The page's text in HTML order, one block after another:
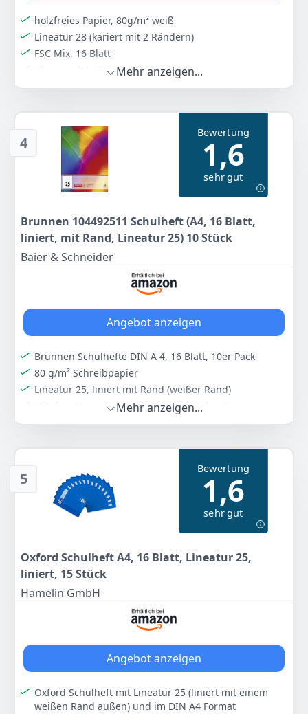
holzfreies Papier, 80g/m² weiß
Lineatur 28 (kariert mit 2 Rändern)
FSC Mix, 16 Blatt
abgerundete Ecken
Motiv "Wirbel rot"
Mehr anzeigen...
4
Bewertung
1,6
sehr gut
Brunnen 104492511 Schulheft (A4, 16 Blatt,
liniert, mit Rand, Lineatur 25) 10 Stück
Baier & Schneider
Angebot anzeigen
Brunnen Schulhefte DIN A 4, 16 Blatt, 10er Pack
80 g/m² Schreibpapier
Lineatur 25, liniert mit Rand (weißer Rand)
Mit dem Umweltsiegel FSC ausgezeichnet
Farbe Hersteller Gewicht
Mehr anzeigen...
5
Bewertung
1,6
sehr gut
Oxford Schulheft A4, 16 Blatt, Lineatur 25,
liniert, 15 Stück
Hamelin GmbH
Angebot anzeigen
Oxford Schulheft mit Lineatur 25 (liniert mit einem
weißen Rand außen) und im DIN A4 Format